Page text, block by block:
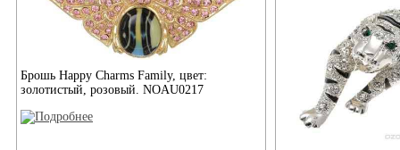
Брошь Happy Charms Family, цвет:
золотистый, розовый. NOAU0217